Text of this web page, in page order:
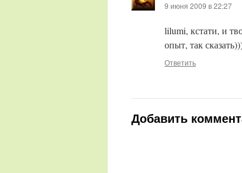
9 июня 2009 в 22:27
lilumi, кстати, и
опыт, так
Ответить
Добавить